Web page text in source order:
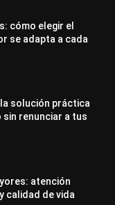
cómo elegir el
se adapta a cada
solución práctica
sin renunciar a tus
atención
calidad de vida